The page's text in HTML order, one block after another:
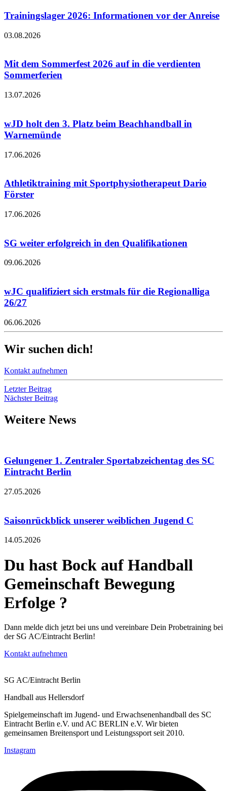
Trainingslager 2026: Informationen vor der Anreise
03.08.2026
Mit dem Sommerfest 2026 auf in die verdienten
Sommerferien
13.07.2026
wJD holt den 3. Platz beim Beachhandball in
Warnemünde
17.06.2026
Athletiktraining mit Sportphysiotherapeut Dario
Förster
17.06.2026
SG weiter erfolgreich in den Qualifikationen
09.06.2026
wJC qualifiziert sich erstmals für die Regionalliga
26/27
06.06.2026
Wir suchen dich!
Kontakt aufnehmen
Letzter Beitrag
Nächster Beitrag
Weitere News
Gelungener 1. Zentraler Sportabzeichentag des SC
Eintracht Berlin
27.05.2026
Saisonrückblick unserer weiblichen Jugend C
14.05.2026
Du hast Bock auf Handball
Gemeinschaft Bewegung
Erfolge ?
Dann melde dich jetzt bei uns und vereinbare Dein Probetraining bei
der SG AC/Eintracht Berlin!
Kontakt aufnehmen
SG AC/Eintracht Berlin
Handball aus Hellersdorf
Spielgemeinschaft im Jugend- und Erwachsenenhandball des SC
Eintracht Berlin e.V. und AC BERLIN e.V. Wir bieten
gemeinsamen Breitensport und Leistungssport seit 2010.
Instagram